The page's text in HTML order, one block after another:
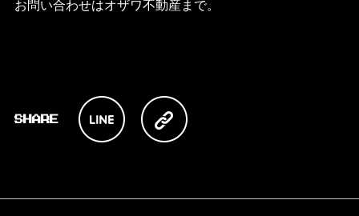
お問い合わせはオザワ不動産まで。